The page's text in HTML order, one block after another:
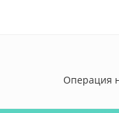
Операция